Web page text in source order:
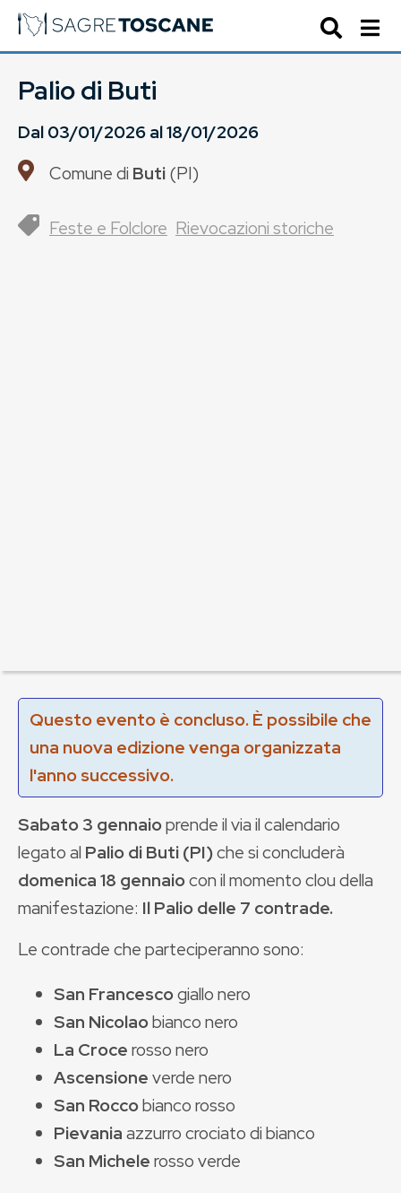
Palio di Buti
Dal03/01/2026al18/01/2026
Comune di Buti(PI)
Feste e Folclore Rievocazioni storiche
Questo evento è concluso. È possibile che
una nuova edizione venga organizzata
l'anno successivo.
Sabato 3 gennaioprende il via il calendario
legato al Palio di Buti (PI)che si concluderà
domenica 18 gennaiocon il momento clou della
manifestazione: Il Palio delle 7 contrade.
Le contrade che parteciperanno sono:
San Francescogiallo nero
San Nicolaobianco nero
La Crocerosso nero
Ascensioneverde nero
San Roccobianco rosso
Pievaniaazzurro crociato di bianco
San Michelerosso verde